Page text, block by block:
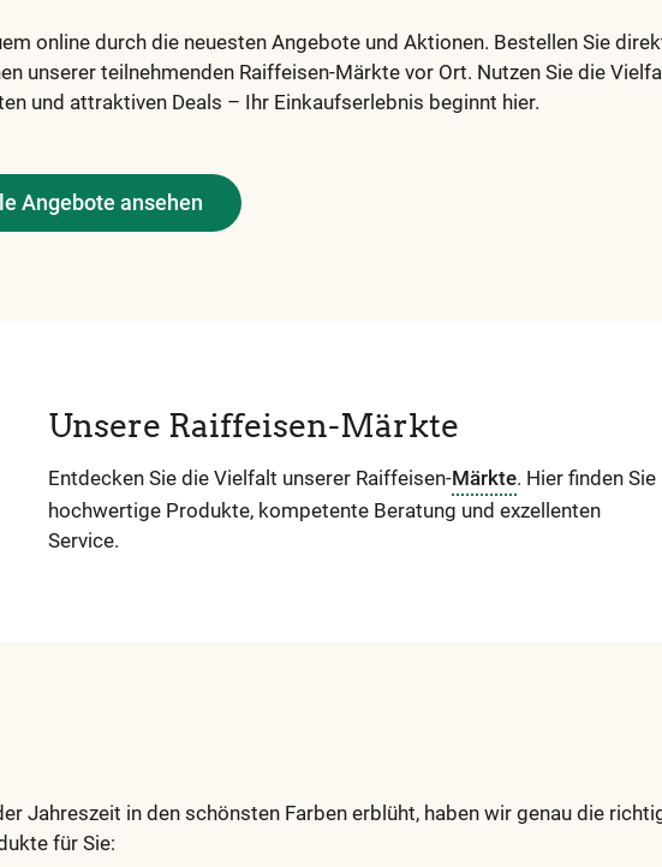
online durch die neuesten Angebote und Aktionen. Bestellen Sie
unserer teilnehmenden Raiffeisen-Märkte vor Ort. Nutzen Sie die
und attraktiven Deals – Ihr Einkaufserlebnis beginnt hier.
Angebote ansehen
Unsere Raiffeisen-Märkte
Entdecken Sie die Vielfalt unserer Raiffeisen-Märkte. Hier finden Sie
hochwertige Produkte, kompetente Beratung und exzellenten
Service.
Jahreszeit in den schönsten Farben erblüht, haben wir genau die
für Sie: